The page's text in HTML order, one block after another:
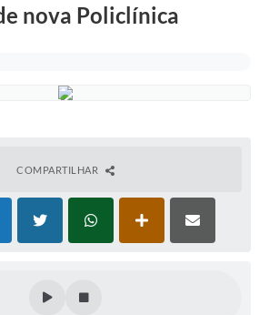
nova Policlínica
COMPARTILHAR